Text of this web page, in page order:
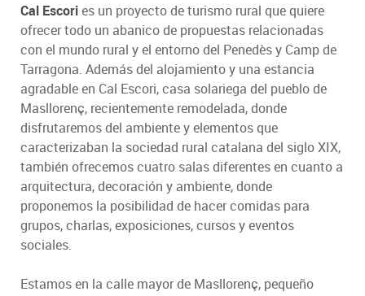
Cal Escories un proyecto de turismo rural que quiere
ofrecer todo un abanico de propuestas relacionadas
con el mundo rural y el entorno del Penedès y Camp de
Tarragona. Además del alojamiento y una estancia
agradable en Cal Escori, casa solariega del pueblo de
Masllorenç, recientemente remodelada, donde
disfrutaremos del ambiente y elementos que
caracterizaban la sociedad rural catalana del siglo XIX,
también ofrecemos cuatro salas diferentes en cuanto a
arquitectura, decoración y ambiente, donde
proponemos la posibilidad de hacer comidas para
grupos, charlas, exposiciones, cursos y eventos
sociales.
Estamos en la calle mayor de Masllorenç, pequeño